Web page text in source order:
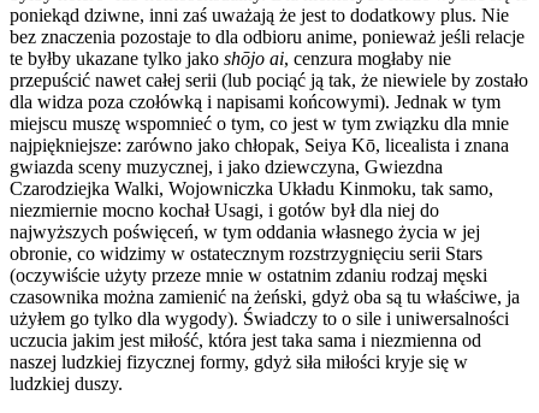
poniekąd dziwne, inni zaś uważają że jest to dodatkowy plus. Nie
bez znaczenia pozostaje to dla odbioru anime, ponieważ jeśli relacje
te byłby ukazane tylko jako shōjo ai, cenzura mogłaby nie
przepuścić nawet całej serii (lub pociąć ją tak, że niewiele by zostało
dla widza poza czołówką i napisami końcowymi). Jednak w tym
miejscu muszę wspomnieć o tym, co jest w tym związku dla mnie
najpiękniejsze: zarówno jako chłopak, Seiya Kō, licealista i znana
gwiazda sceny muzycznej, i jako dziewczyna, Gwiezdna
Czarodziejka Walki, Wojowniczka Układu Kinmoku, tak samo,
niezmiernie mocno kochał Usagi, i gotów był dla niej do
najwyższych poświęceń, w tym oddania własnego życia w jej
obronie, co widzimy w ostatecznym rozstrzygnięciu serii Stars
(oczywiście użyty przeze mnie w ostatnim zdaniu rodzaj męski
czasownika można zamienić na żeński, gdyż oba są tu właściwe, ja
użyłem go tylko dla wygody). Świadczy to o sile i uniwersalności
uczucia jakim jest miłość, która jest taka sama i niezmienna od
naszej ludzkiej fizycznej formy, gdyż siła miłości kryje się w
ludzkiej duszy.